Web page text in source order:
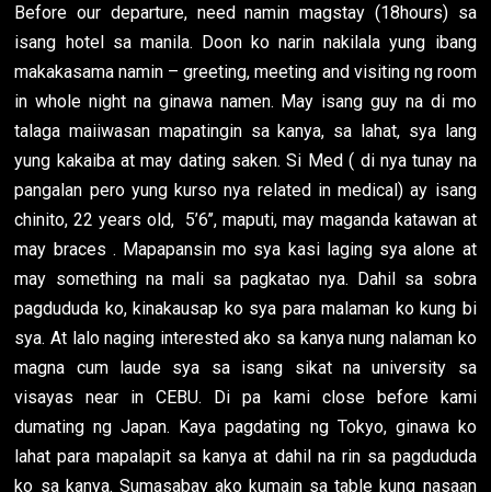
Before our departure, need namin magstay (18hours) sa
isang hotel sa manila. Doon ko narin nakilala yung ibang
makakasama namin – greeting, meeting and visiting ng room
in whole night na ginawa namen. May isang guy na di mo
talaga maiiwasan mapatingin sa kanya, sa lahat, sya lang
yung kakaiba at may dating saken. Si Med ( di nya tunay na
pangalan pero yung kurso nya related in medical) ay isang
chinito, 22 years old, 5’6’’, maputi, may maganda katawan at
may braces . Mapapansin mo sya kasi laging sya alone at
may something na mali sa pagkatao nya. Dahil sa sobra
pagdududa ko, kinakausap ko sya para malaman ko kung bi
sya. At lalo naging interested ako sa kanya nung nalaman ko
magna cum laude sya sa isang sikat na university sa
visayas near in CEBU. Di pa kami close before kami
dumating ng Japan. Kaya pagdating ng Tokyo, ginawa ko
lahat para mapalapit sa kanya at dahil na rin sa pagdududa
ko sa kanya. Sumasabay ako kumain sa table kung nasaan